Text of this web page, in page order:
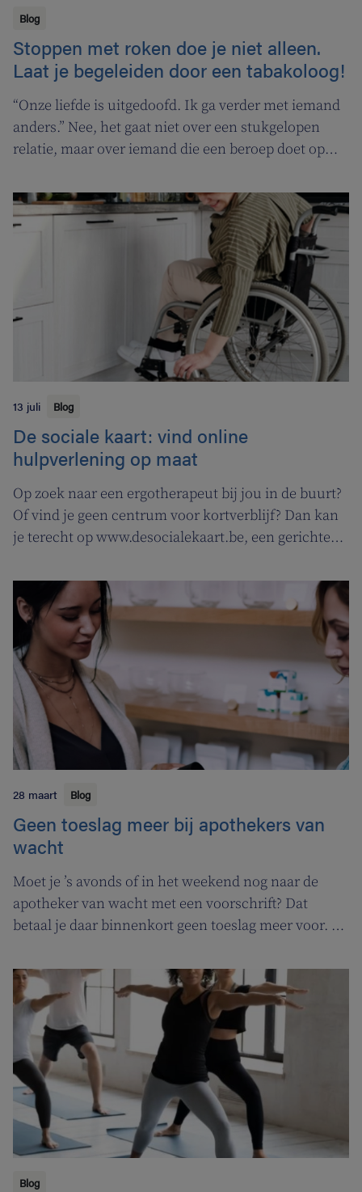
Blog
Stoppen met roken doe je niet alleen.
Laat je begeleiden door een tabakoloog!
“Onze liefde is uitgedoofd. Ik ga verder met iemand
anders.” Nee, het gaat niet over een stukgelopen
relatie, maar over iemand die een beroep doet op
Vlaamse overheid pakt uit met een nieuwe
campagne om rookstopbegeleiding door
13 juli Blog
De sociale kaart: vind online
hulpverlening op maat
Op zoek naar een ergotherapeut bij jou in de buurt?
Of vind je geen centrum voor kortverblijf? Dan kan
je terecht op www.desocialekaart.be, een gerichte
gezondheidszorg en welzijn. Heel handig voor zowel
patiënten als zorgverleners.
28 maart Blog
Geen toeslag meer bij apothekers van
wacht
Moet je ’s avonds of in het weekend nog naar de
apotheker van wacht met een voorschrift? Dat
betaal je daar binnenkort geen toeslag meer voor. In
apothekers van wacht.
Blog